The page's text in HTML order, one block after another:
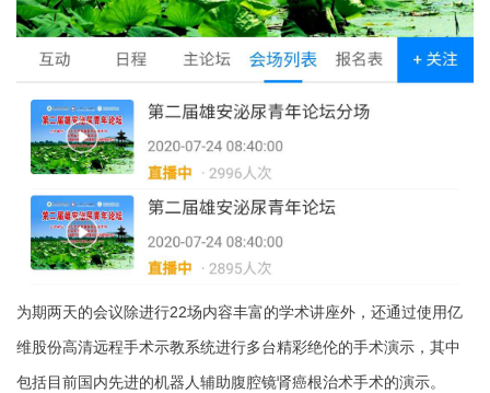
为期两天的会议除进行22场内容丰富的学术讲座外，还通过使用亿
维股份高清远程手术示教系统进行多台精彩绝伦的手术演示，其中
包括目前国内先进的机器人辅助腹腔镜肾癌根治术手术的演示。